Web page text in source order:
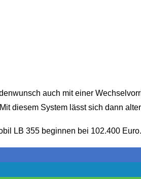
auch mit einer
diesem System lässt sich dann
LB 355 beginnen bei 102.400